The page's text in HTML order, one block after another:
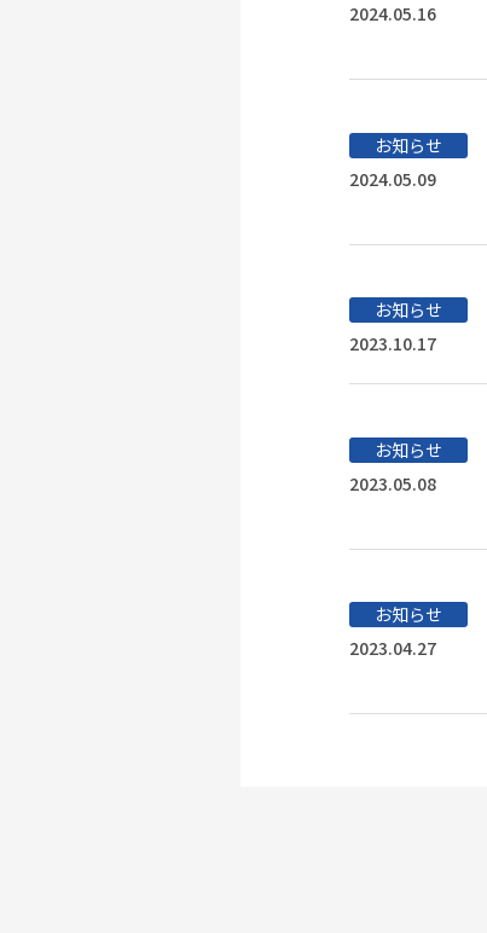
2024.05.16
お知らせ
2024.05.09
お知らせ
2023.10.17
お知らせ
2023.05.08
お知らせ
2023.04.27